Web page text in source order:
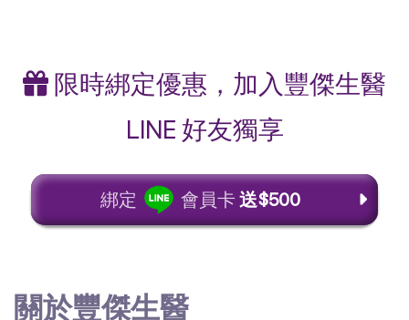
限時綁定優惠，加入豐傑生醫
LINE 好友獨享
綁定 會員卡送$500
關於豐傑生醫